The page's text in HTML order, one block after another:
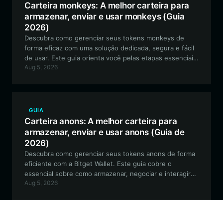
Carteira monkeys: A melhor carteira para
armazenar, enviar e usar monkeys (Guia
2026)
Descubra como gerenciar seus tokens monkeys de
forma eficaz com uma solução dedicada, segura e fácil
de usar. Este guia orienta você pelas etapas essenciais
para configurar sua carteira monkeys usando a Bitget
Aug 5, 2026
GUIA
Carteira anons: A melhor carteira para
armazenar, enviar e usar anons (Guia de
2026)
Descubra como gerenciar seus tokens anons de forma
eficiente com a Bitget Wallet. Este guia cobre o
essencial sobre como armazenar, negociar e interagir
com o ecossistema anons na rede EVM.
Aug 5, 2026